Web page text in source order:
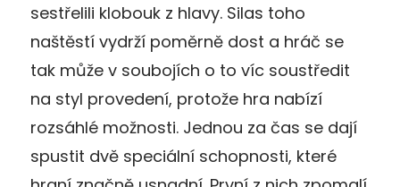
sestřelili klobouk z hlavy. Silas toho
naštěstí vydrží poměrně dost a hráč se
tak může v soubojích o to víc soustředit
na styl provedení, protože hra nabízí
rozsáhlé možnosti. Jednou za čas se dají
spustit dvě speciální schopnosti, které